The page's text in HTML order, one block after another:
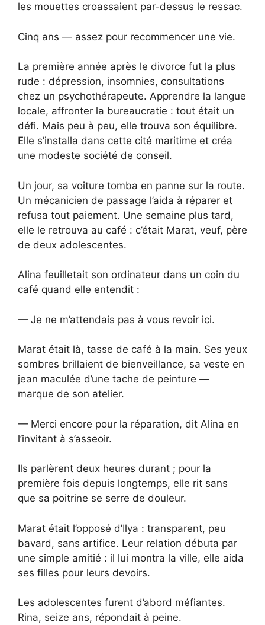
les mouettes croassaient par-dessus le ressac.
Cinq ans — assez pour recommencer une vie.
La première année après le divorce fut la plus
rude : dépression, insomnies, consultations
chez un psychothérapeute. Apprendre la langue
locale, affronter la bureaucratie : tout était un
défi. Mais peu à peu, elle trouva son équilibre.
Elle s’installa dans cette cité maritime et créa
une modeste société de conseil.
Un jour, sa voiture tomba en panne sur la route.
Un mécanicien de passage l’aida à réparer et
refusa tout paiement. Une semaine plus tard,
elle le retrouva au café : c’était Marat, veuf, père
de deux adolescentes.
Alina feuilletait son ordinateur dans un coin du
café quand elle entendit :
— Je ne m’attendais pas à vous revoir ici.
Marat était là, tasse de café à la main. Ses yeux
sombres brillaient de bienveillance, sa veste en
jean maculée d’une tache de peinture —
marque de son atelier.
— Merci encore pour la réparation, dit Alina en
l’invitant à s’asseoir.
Ils parlèrent deux heures durant ; pour la
première fois depuis longtemps, elle rit sans
que sa poitrine se serre de douleur.
Marat était l’opposé d’Ilya : transparent, peu
bavard, sans artifice. Leur relation débuta par
une simple amitié : il lui montra la ville, elle aida
ses filles pour leurs devoirs.
Les adolescentes furent d’abord méfiantes.
Rina, seize ans, répondait à peine.